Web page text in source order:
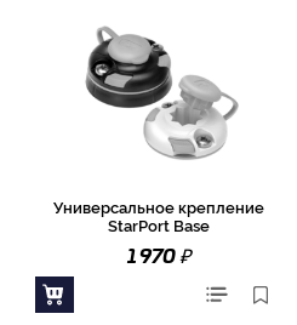
Универсальное крепление
StarPort Base
1 970₽